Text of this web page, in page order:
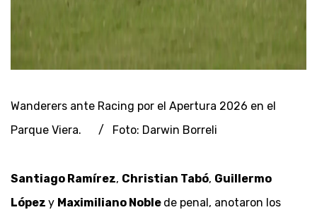
Wanderers ante Racing por el Apertura 2026 en el
Parque Viera. / Foto: Darwin Borreli
Santiago Ramírez, Christian Tabó, Guillermo
López y Maximiliano Noble de penal, anotaron los